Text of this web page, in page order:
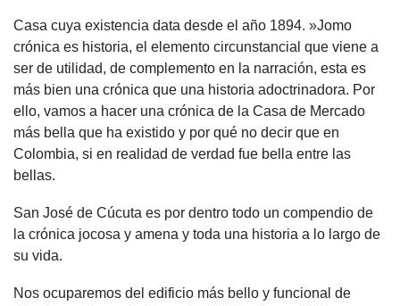
Casa cuya existencia data desde el año 1894. »Jomo
crónica es historia, el elemento circunstancial que viene a
ser de utilidad, de complemento en la narración, esta es
más bien una crónica que una historia adoctrinadora. Por
ello, vamos a hacer una crónica de la Casa de Mercado
más bella que ha existido y por qué no decir que en
Colombia, si en realidad de verdad fue bella entre las
bellas.
San José de Cúcuta es por dentro todo un compendio de
la crónica jocosa y amena y toda una historia a lo largo de
su vida.
Nos ocuparemos del edificio más bello y funcional de